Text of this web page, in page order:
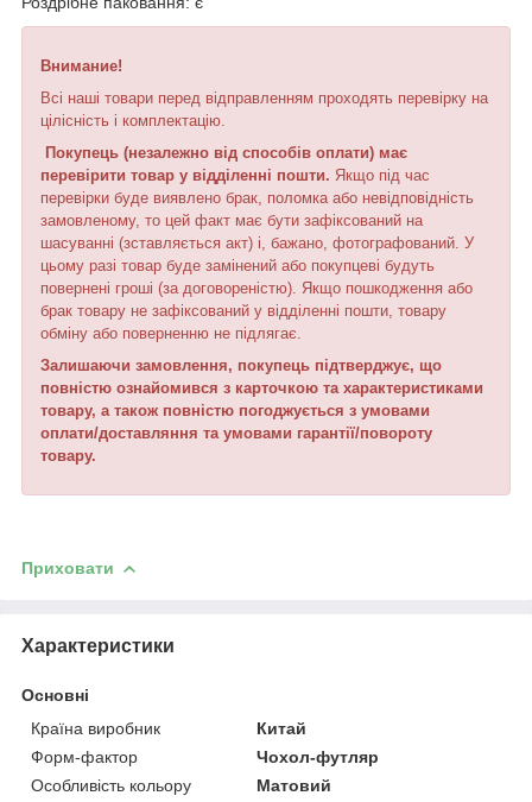
Внимание!
Всі наші товари перед відправленням проходять перевірку на
цілісність і комплектацію.
Покупець (незалежно від способів оплати) має
перевірити товар у відділенні пошти. Якщо під час
перевірки буде виявлено брак, поломка або невідповідність
замовленому, то цей факт має бути зафіксований на
шасуванні (зставляється акт) і, бажано, фотографований. У
цьому разі товар буде замінений або покупцеві будуть
повернені гроші (за договореністю). Якщо пошкодження або
брак товару не зафіксований у відділенні пошти, товару
обміну або поверненню не підлягає.
Залишаючи замовлення, покупець підтверджує, що
повністю ознайомився з карточкою та характеристиками
товару, а також повністю погоджується з умовами
оплати/доставляння та умовами гарантії/повороту
товару.
Приховати
Характеристики
Основні
Країна виробник
Китай
Форм-фактор
Чохол-футляр
Особливість кольору
Матовий